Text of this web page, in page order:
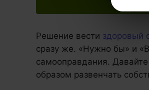
Решение вести здоровый
сразу же. «Нужно бы» и
самооправдания.
образом развенчать